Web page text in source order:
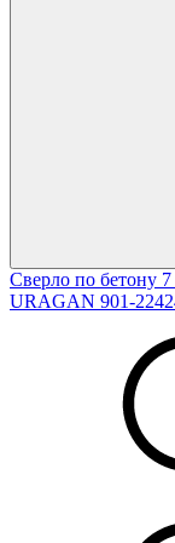
Cверло по бетону
URAGAN 901-